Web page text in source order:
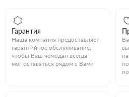
Гарантия
Наша компания предоставляет
гарантийное обслуживание,
чтобы Ваш чемодан всегда
мог оставаться рядом с Вами